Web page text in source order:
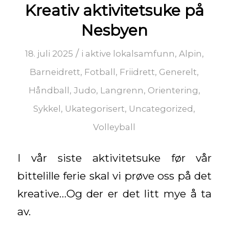
Kreativ aktivitetsuke på
Nesbyen
18. juli 2025 / i aktive lokalsamfunn, Alpin,
Barneidrett, Fotball, Friidrett, Generelt,
Håndball, Judo, Langrenn, Orientering,
Sykkel, Ukategorisert, Uncategorized,
Volleyball
I vår siste aktivitetsuke før vår
bittelille ferie skal vi prøve oss på det
kreative…Og der er det litt mye å ta
av.